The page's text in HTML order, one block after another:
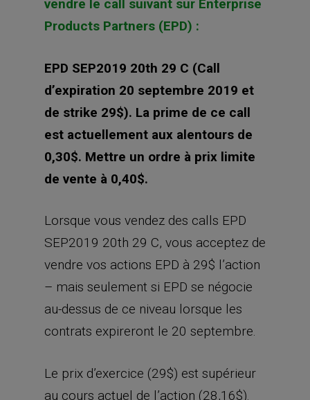
vendre le call suivant sur Enterprise
Products Partners (EPD) :
EPD SEP2019 20th 29 C (Call
d’expiration 20 septembre 2019 et
de strike 29$). La prime de ce call
est actuellement aux alentours de
0,30$. Mettre un ordre à prix limite
de vente à 0,40$.
Lorsque vous vendez des calls EPD
SEP2019 20th 29 C, vous acceptez de
vendre vos actions EPD à 29$ l’action
– mais seulement si EPD se négocie
au-dessus de ce niveau lorsque les
contrats expireront le 20 septembre.
Le prix d’exercice (29$) est supérieur
au cours actuel de l’action (28,16$).